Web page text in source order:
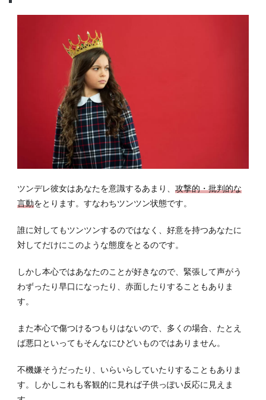
ツンデレ彼女はあなたを意識するあまり、 攻撃的・批判的な
言動をとります。すなわちツンツン状態です。
誰に対してもツンツンするのではなく、好意を持つあなたに
対してだけにこのような態度をとるのです。
しかし本心ではあなたのことが好きなので、緊張して声がう
わずったり早口になったり、赤面したりすることもありま
す。
また本心で傷つけるつもりはないので、多くの場合、たとえ
ば悪口といってもそんなにひどいものではありません。
不機嫌そうだったり、いらいらしていたりすることもありま
す。しかしこれも客観的に見れば子供っぽい反応に見えま